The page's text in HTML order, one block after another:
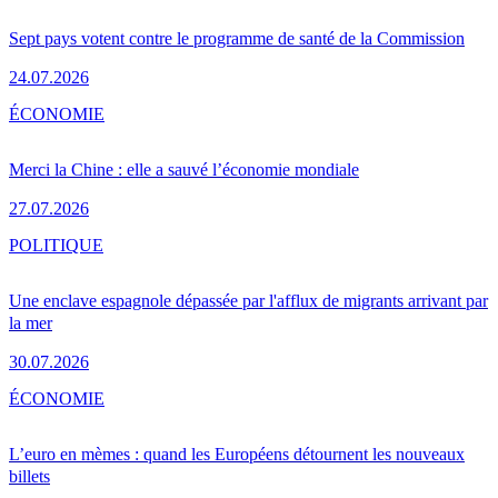
Sept pays votent contre le programme de santé de la Commission
24.07.2026
Merci la Chine : elle a sauvé l’économie mondiale
27.07.2026
ÉCONOMIE
Une enclave espagnole dépassée par l'afflux de migrants arrivant par
la mer
30.07.2026
POLITIQUE
L’euro en mèmes : quand les Européens détournent les nouveaux
billets
ÉCONOMIE